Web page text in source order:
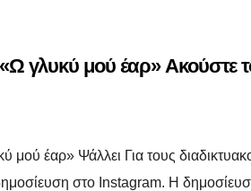
γλυκύ μού έαρ» Ακούστε
μού έαρ» Ψάλλει Για τους
στο Instagram. Η